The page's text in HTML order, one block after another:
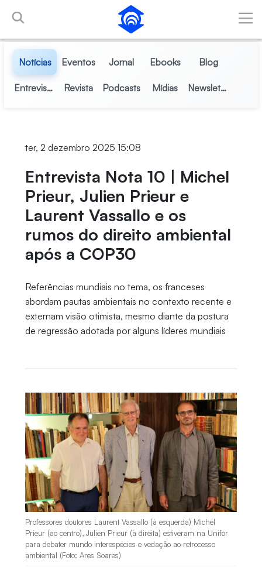
Pular para o Conteúdo principal
Notícias Eventos Jornal Ebooks Blog
Entrevistas Revista Podcasts Mídias Newsletter
ter, 2 dezembro 2025 15:08
Entrevista Nota 10 | Michel
Prieur, Julien Prieur e
Laurent Vassallo e os
rumos do direito ambiental
após a COP30
Referências mundiais no tema, os franceses
abordam pautas ambientais no contexto recente e
externam visão otimista, mesmo diante da postura
de regressão adotada por alguns líderes mundiais
Professores doutores Laurent Vassallo (à esquerda) Michel
Prieur (ao centro), Julien Prieur (à direita) estiveram na Unifor
para debater mundo interespécies e vedação ao retrocesso
ambiental (Foto: Ares Soares)